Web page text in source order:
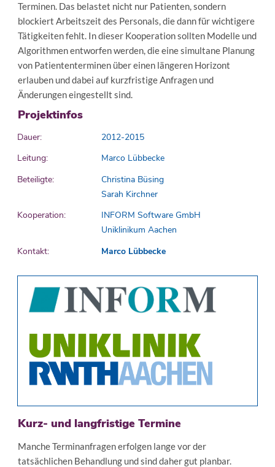
Terminen. Das belastet nicht nur Patienten, sondern
blockiert Arbeitszeit des Personals, die dann für wichtigere
Tätigkeiten fehlt. In dieser Kooperation sollten Modelle und
Algorithmen entworfen werden, die eine simultane Planung
von Patiententerminen über einen längeren Horizont
erlauben und dabei auf kurzfristige Anfragen und
Änderungen eingestellt sind.
Projektinfos
Dauer:
2012-2015
Leitung:
Marco Lübbecke
Beteiligte:
Christina Büsing
Sarah Kirchner
Kooperation:
INFORM Software GmbH
Uniklinikum Aachen
Kontakt:
Marco Lübbecke
Kurz- und langfristige Termine
Manche Terminanfragen erfolgen lange vor der
tatsächlichen Behandlung und sind daher gut planbar.